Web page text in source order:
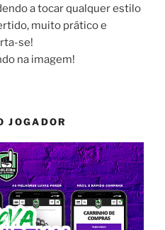
a tocar qualquer estilo
muito prático e
se!
na imagem!
JOGADOR